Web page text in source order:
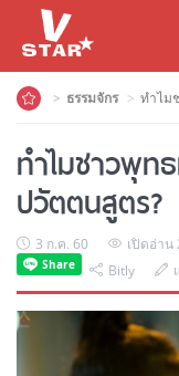
ธรรมจักร ทำไม
ทำไมชาวพุ
ปวัตตนสูตร?
3 ก.ค. 60 เปิดอ่าน
Bitly